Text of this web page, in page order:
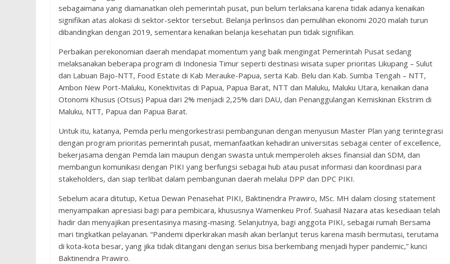
sebagaimana yang diamanatkan oleh pemerintah pusat, pun belum terlaksana karena tidak adanya kenaikan
signifikan atas alokasi di sektor-sektor tersebut. Belanja perlinsos dan pemulihan ekonomi 2020 malah turun
dibandingkan dengan 2019, sementara kenaikan belanja kesehatan pun tidak signifikan.
Perbaikan perekonomian daerah mendapat momentum yang baik mengingat Pemerintah Pusat sedang
melaksanakan beberapa program di Indonesia Timur seperti destinasi wisata super prioritas Likupang – Sulut
dan Labuan Bajo-NTT, Food Estate di Kab Merauke-Papua, serta Kab. Belu dan Kab. Sumba Tengah – NTT,
Ambon New Port-Maluku, Konektivitas di Papua, Papua Barat, NTT dan Maluku, Maluku Utara, kenaikan dana
Otonomi Khusus (Otsus) Papua dari 2% menjadi 2,25% dari DAU, dan Penanggulangan Kemiskinan Ekstrim di
Maluku, NTT, Papua dan Papua Barat.
Untuk itu, katanya, Pemda perlu mengorkestrasi pembangunan dengan menyusun Master Plan yang terintegrasi
dengan program prioritas pemerintah pusat, memanfaatkan kehadiran universitas sebagai center of excellence,
bekerjasama dengan Pemda lain maupun dengan swasta untuk memperoleh akses finansial dan SDM, dan
membangun komunikasi dengan PIKI yang berfungsi sebagai hub atau pusat informasi dan koordinasi para
stakeholders, dan siap terlibat dalam pembangunan daerah melalui DPP dan DPC PIKI.
Sebelum acara ditutup, Ketua Dewan Penasehat PIKI, Baktinendra Prawiro, MSc. MH dalam closing statement
menyampaikan apresiasi bagi para pembicara, khususnya Wamenkeu Prof. Suahasil Nazara atas kesediaan telah
hadir dan menyajikan presentasinya masing-masing. Selanjutnya, bagi anggota PIKI, sebagai rumah Bersama
mari tingkatkan pelayanan. “Pandemi diperkirakan masih akan berlanjut terus karena masih bermutasi, terutama
di kota-kota besar, yang jika tidak ditangani dengan serius bisa berkembang menjadi hyper pandemic,” kunci
Baktinendra Prawiro.